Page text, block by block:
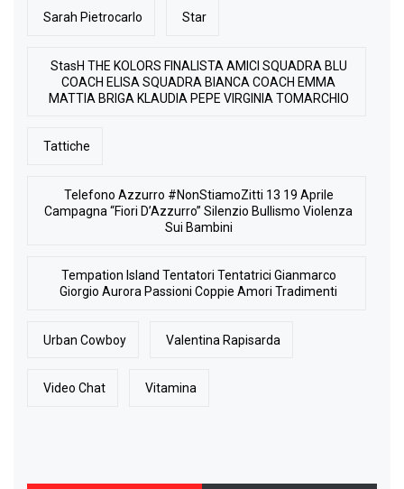
Sarah Pietrocarlo Star
StasH THE KOLORS FINALISTA AMICI SQUADRA BLU
COACH ELISA SQUADRA BIANCA COACH EMMA
MATTIA BRIGA KLAUDIA PEPE VIRGINIA TOMARCHIO
Tattiche
Telefono Azzurro #NonStiamoZitti 13 19 Aprile
Campagna “Fiori D’Azzurro” Silenzio Bullismo Violenza
Sui Bambini
Tempation Island Tentatori Tentatrici Gianmarco
Giorgio Aurora Passioni Coppie Amori Tradimenti
Urban Cowboy Valentina Rapisarda
Video Chat Vitamina